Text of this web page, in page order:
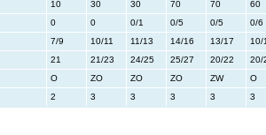
10 30 30 70 70
60
0 0 0/1 0/5 0/5
0/6
7/9 10/11 11/13 14/16 13/17
10/
21 21/23 24/25 25/27 20/22
20/
O ZO ZO ZO ZW
O
2 3 3 3 3 3